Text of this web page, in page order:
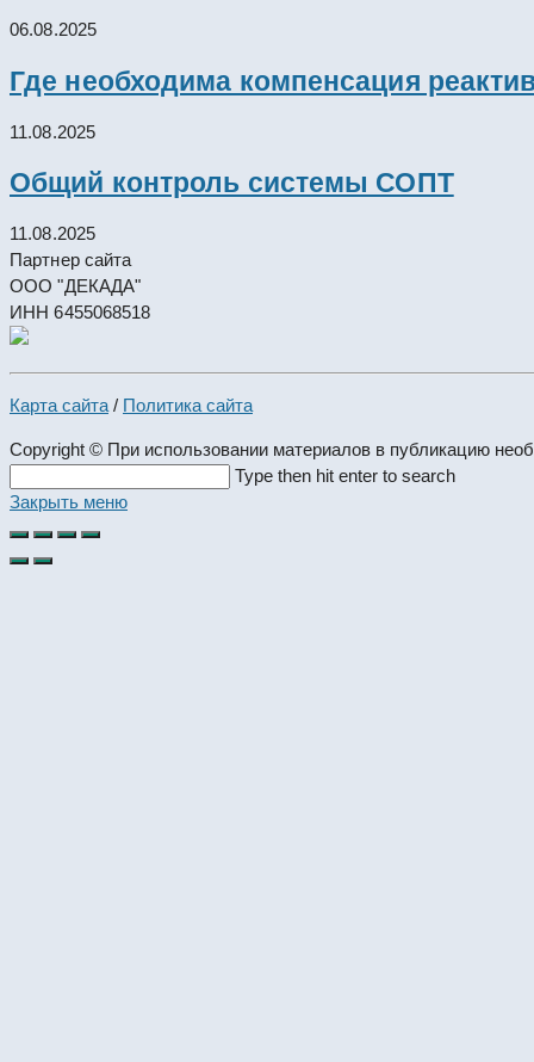
06.08.2025
Где необходима компенсация
11.08.2025
Общий контроль системы СОПТ
11.08.2025
Партнер сайта
ООО "ДЕКАДА"
ИНН 6455068518
Карта сайта / Политика сайта
Copyright © При использовании материалов в публикацию
this
website
Type then hit enter to search
Закрыть меню